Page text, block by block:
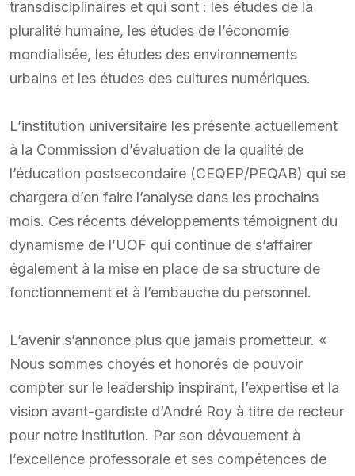
transdisciplinaires et qui sont : les études de la
pluralité humaine, les études de l’économie
mondialisée, les études des environnements
urbains et les études des cultures numériques.
L’institution universitaire les présente actuellement
à la Commission d’évaluation de la qualité de
l’éducation postsecondaire (CEQEP/PEQAB) qui se
chargera d’en faire l’analyse dans les prochains
mois. Ces récents développements témoignent du
dynamisme de l’UOF qui continue de s’affairer
également à la mise en place de sa structure de
fonctionnement et à l’embauche du personnel.
L’avenir s’annonce plus que jamais prometteur. «
Nous sommes choyés et honorés de pouvoir
compter sur le leadership inspirant, l’expertise et la
vision avant-gardiste d‘André Roy à titre de recteur
pour notre institution. Par son dévouement à
l’excellence professorale et ses compétences de